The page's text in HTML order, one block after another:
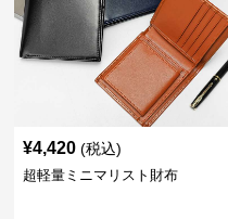
¥4,420 (税込)
超軽量ミニマリスト財布